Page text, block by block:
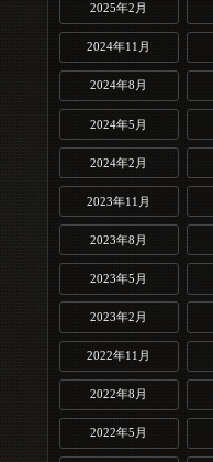
2025年2月
2024年11月
2024年8月
2024年5月
2024年2月
2023年11月
2023年8月
2023年5月
2023年2月
2022年11月
2022年8月
2022年5月